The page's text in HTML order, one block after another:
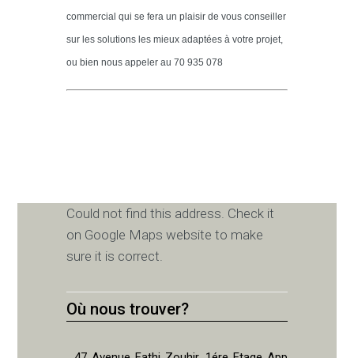
commercial qui se fera un plaisir de vous conseiller
sur les solutions les mieux adaptées à votre projet,
ou bien nous appeler au 70 935 078
Could not find this address. Check it
on Google Maps website to make
sure it is correct.
Où nous trouver?